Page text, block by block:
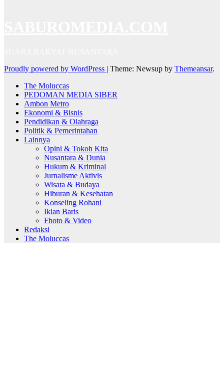
Proudly powered by WordPress | Theme: Newsup by Themeansar.
The Moluccas
PEDOMAN MEDIA SIBER
Ambon Metro
Ekonomi & Bisnis
Pendidikan & Olahraga
Politik & Pemerintahan
Lainnya
Opini & Tokoh Kita
Nusantara & Dunia
Hukum & Kriminal
Jurnalisme Aktivis
Wisata & Budaya
Hiburan & Kesehatan
Konseling Rohani
Iklan Baris
Fhoto & Video
Redaksi
The Moluccas